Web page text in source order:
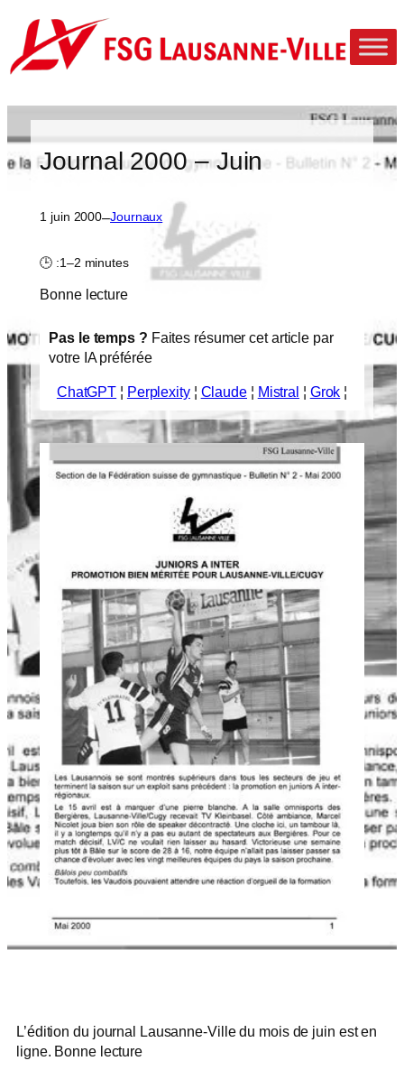
Aller
contenu
Journal 2000 – Juin
1 juin 2000–Journaux
🕒 :1–2 minutes
Bonne lecture
Pas le temps ? Faites résumer cet article par
votre IA préférée
ChatGPT ¦ Perplexity¦ Claude ¦ Mistral ¦ Grok ¦
L’édition du journal Lausanne-Ville du mois de juin est en
ligne. Bonne lecture